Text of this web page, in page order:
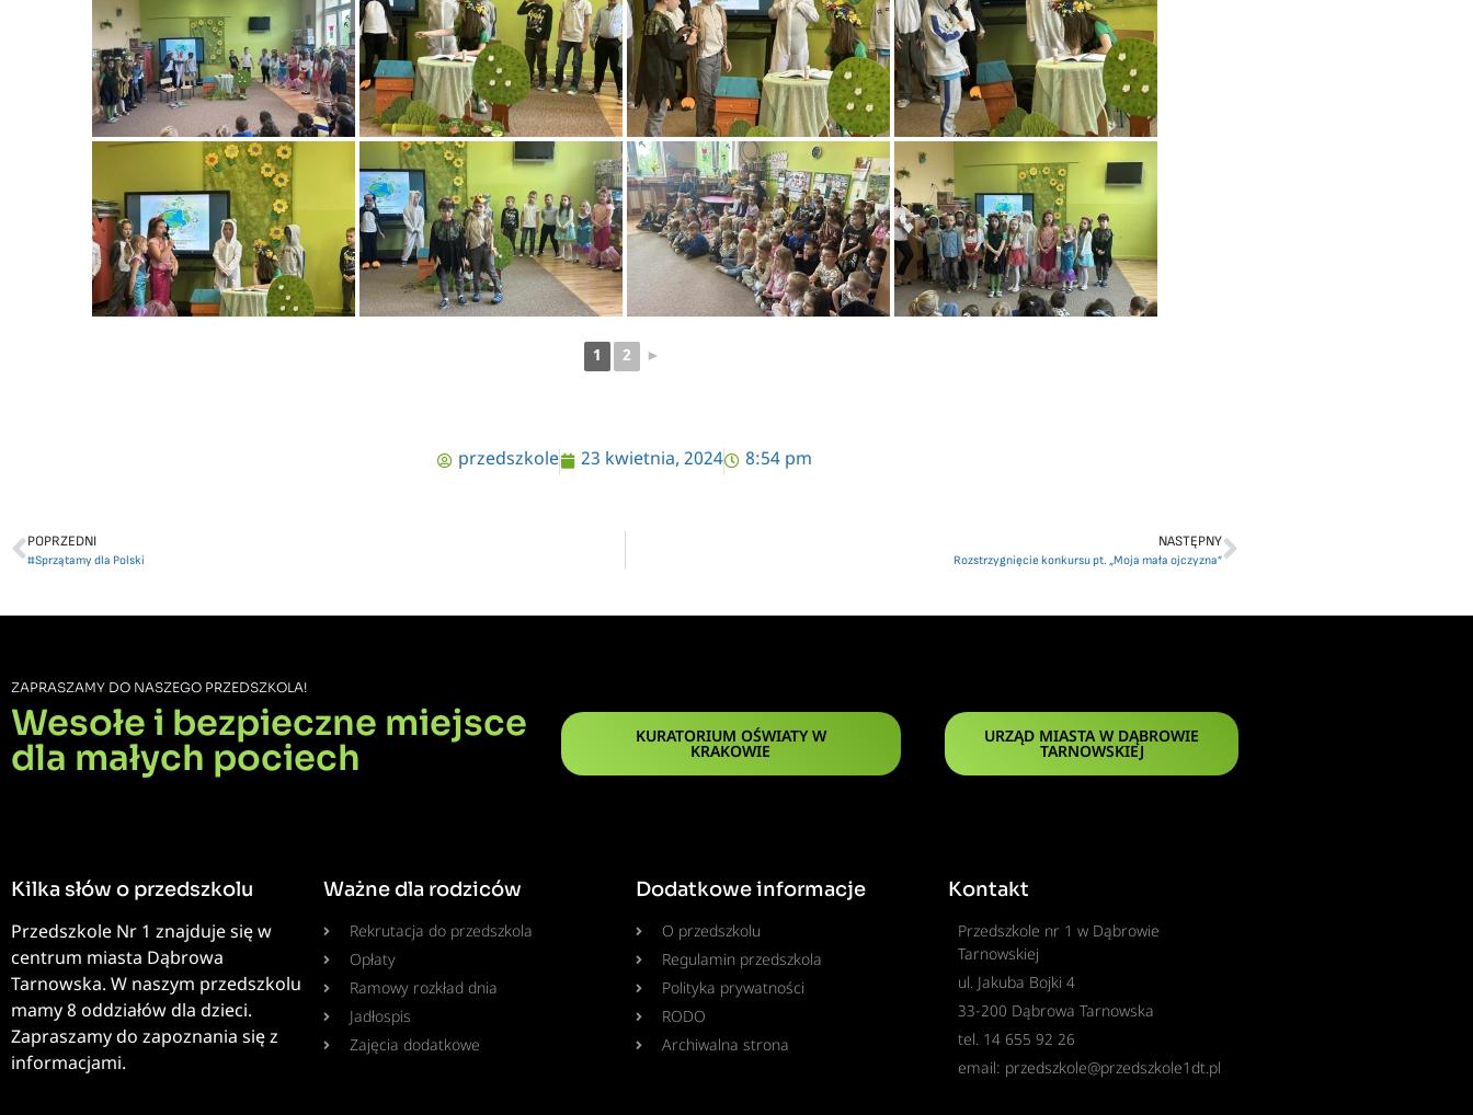
1 2 ►
przedszkole 23 kwietnia, 2024 8:54 pm
POPRZEDNI
#Sprzątamy dla Polski
NASTĘPNY
Rozstrzygnięcie konkursu pt. „Moja mała ojczyzna”
ZAPRASZAMY DO NASZEGO PRZEDSZKOLA!
Wesołe i bezpieczne miejsce
dla małych pociech
KURATORIUM OŚWIATY W
KRAKOWIE
URZĄD MIASTA W DĄBROWIE
TARNOWSKIEJ
Kilka słów o przedszkolu
Przedszkole Nr 1 znajduje się w
centrum miasta Dąbrowa
Tarnowska. W naszym przedszkolu
mamy 8 oddziałów dla dzieci.
Zapraszamy do zapoznania się z
informacjami.
Ważne dla rodziców
Rekrutacja do przedszkola
Opłaty
Ramowy rozkład dnia
Jadłospis
Zajęcia dodatkowe
Dodatkowe informacje
O przedszkolu
Regulamin przedszkola
Polityka prywatności
RODO
Archiwalna strona
Kontakt
Przedszkole nr 1 w Dąbrowie
Tarnowskiej
ul. Jakuba Bojki 4
33-200 Dąbrowa Tarnowska
tel. 14 655 92 26
email: przedszkole@przedszkole1dt.pl